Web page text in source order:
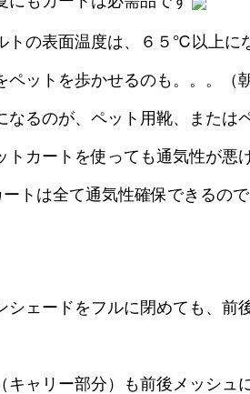
トの表面温度は、６５℃以上に
ペットを歩かせるのも。。。（
なるのが、ペット用靴、または
トカートを使っても通気性が悪
ートは全て通気性確保できるの
シェードをフルに閉めても、前
キャリー部分）も前後メッシュ